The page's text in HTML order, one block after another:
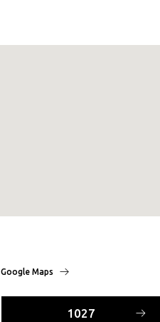
Google Maps
1027